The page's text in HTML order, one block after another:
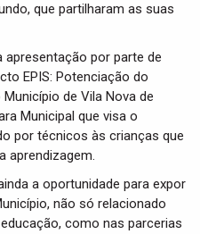
que partilharam as suas
por parte de
EPIS: Potenciação do
de Vila Nova de
Municipal que visa o
por técnicos às crianças que
aprendizagem.
a oportunidade para expor
não só relacionado
como nas parcerias